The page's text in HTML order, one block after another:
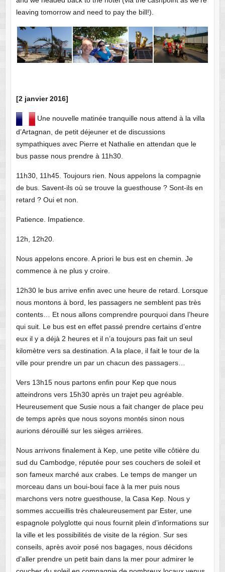
leaving tomorrow and need to pay the bill!).
[2 janvier 2016]
Une nouvelle matinée tranquille nous attend à la villa
d’Artagnan, de petit déjeuner et de discussions
sympathiques avec Pierre et Nathalie en attendan que le
bus passe nous prendre à 11h30.
11h30, 11h45. Toujours rien. Nous appelons la compagnie
de bus. Savent-ils où se trouve la guesthouse ? Sont-ils en
retard ? Oui et non.
Patience. Impatience.
12h, 12h20.
Nous appelons encore. A priori le bus est en chemin. Je
commence à ne plus y croire.
12h30 le bus arrive enfin avec une heure de retard. Lorsque
nous montons à bord, les passagers ne semblent pas très
contents… Et nous allons comprendre pourquoi dans l’heure
qui suit. Le bus est en effet passé prendre certains d’entre
eux il y a déjà 2 heures et il n’a toujours pas fait un seul
kilomètre vers sa destination. A la place, il fait le tour de la
ville pour prendre un par un chacun des passagers…
Vers 13h15 nous partons enfin pour Kep que nous
atteindrons vers 15h30 après un trajet peu agréable.
Heureusement que Susie nous a fait changer de place peu
de temps après que nous soyons montés sinon nous
aurions dérouillé sur les sièges arrières.
Nous arrivons finalement à Kep, une petite ville côtière du
sud du Cambodge, réputée pour ses couchers de soleil et
son fameux marché aux crabes. Le temps de manger un
morceau dans un boui-boui face à la mer puis nous
marchons vers notre guesthouse, la Casa Kep. Nous y
sommes accueillis très chaleureusement par Ester, une
espagnole polyglotte qui nous fournit plein d’informations sur
la ville et les possibilités de visite de la région. Sur ses
conseils, après avoir posé nos bagages, nous décidons
d’aller prendre un petit bain dans la mer pour admirer le